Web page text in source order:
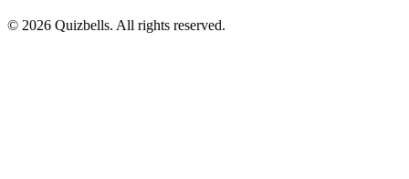
© 2026 Quizbells. All rights reserved.